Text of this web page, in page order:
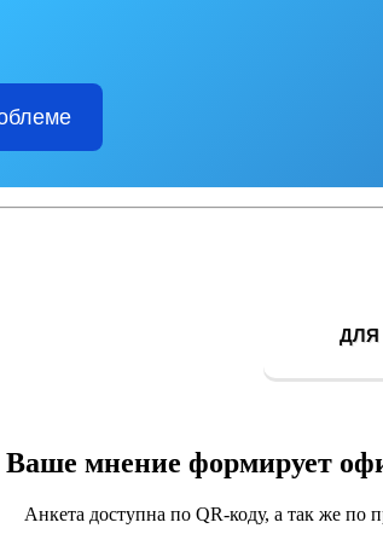
Ваше мнение формирует
Анкета доступна по QR-коду, а так же по